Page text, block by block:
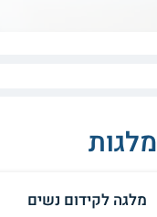
מלגות
מלגה לקידום נשים